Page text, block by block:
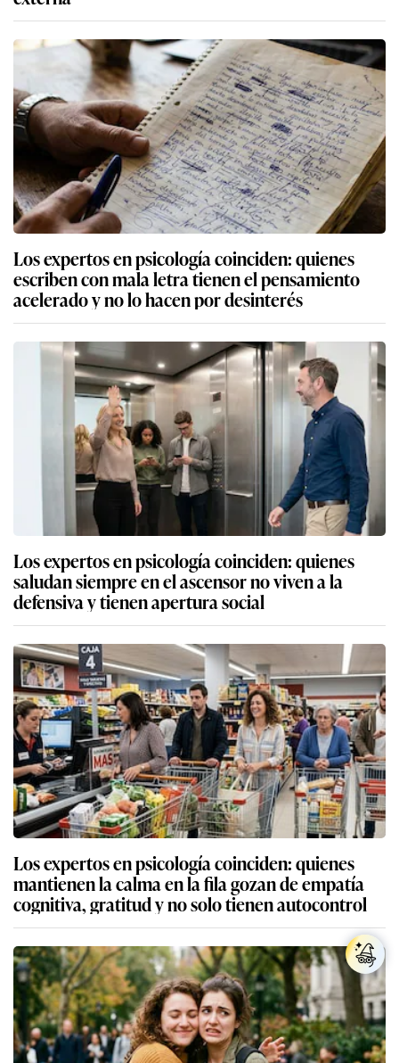
Los expertos en psicología coinciden: quienes
escriben con mala letra tienen el pensamiento
acelerado y no lo hacen por desinterés
Los expertos en psicología coinciden: quienes
saludan siempre en el ascensor no viven a la
defensiva y tienen apertura social
Los expertos en psicología coinciden: quienes
mantienen la calma en la fila gozan de empatía
cognitiva, gratitud y no solo tienen autocontrol